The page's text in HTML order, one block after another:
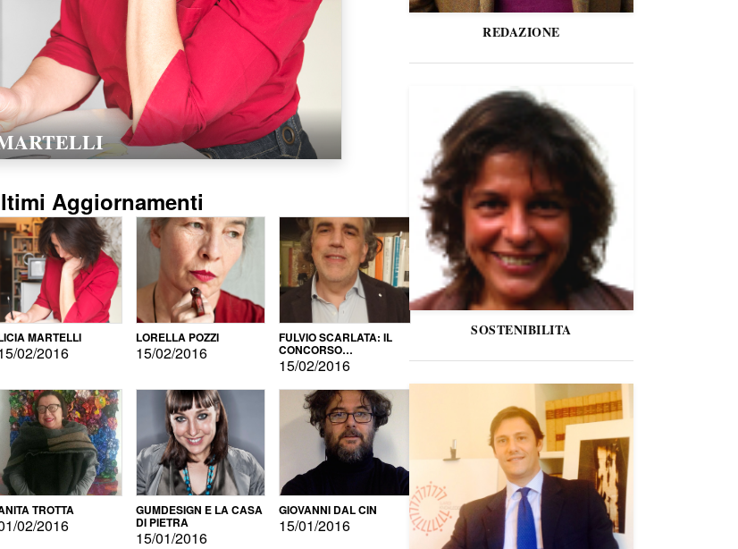
POZZI
Aggiornamenti
MARTELLI
02/2016
LORELLA POZZI
15/02/2016
FULVIO SCARLATA: IL
CONCORSO
LETTERARIO
15/02/2016
TROTTA
02/2016
GUMDESIGN E LA CASA
DI PIETRA
15/01/2016
GIOVANNI DAL CIN
15/01/2016
REDAZIONE
SOSTENIBILITA